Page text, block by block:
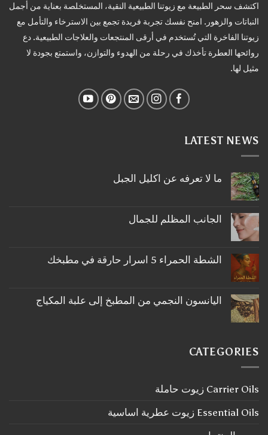
اكتشف سحر الطبيعة مع زيوتنا الطبيعية النقية، المستخلصة بعناية من أجمل
النباتات والزهور. امنح نفسك تجربة فريدة تجمع بين الاسترخاء والتأمل مع
زيوتنا الفاخرة التي تُستخدم في أرقى المنتجعات والعلاجات الطبيعية. دع
روائحها العطرة تأخذك في رحلة من الهدوء والتوازن، واستمتع بجودة لا
مثيل لها.
LATEST NEWS
ما لا تعرفه عن اكليل الجبل
على
ما
اكليل
الجبل
الجانب المظلم للجمال
على
الجانب
الشطة الحمراء 5 اسرار حارقة في مطبخك
على
الشطة
في
مطبخك
اليانسون النجمي من المطبخ إلى علبة المكياج
اليانسون
النجمي
علبة
المكياج
CATEGORIES
Carrier Oils زيوت حاملة
Essential Oils زيوت عطرية اساسية